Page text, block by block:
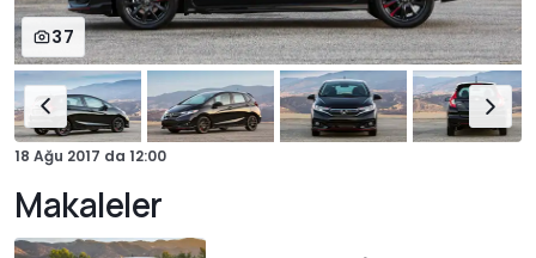
37
18 Ağu 2017 da 12:00
Makaleler